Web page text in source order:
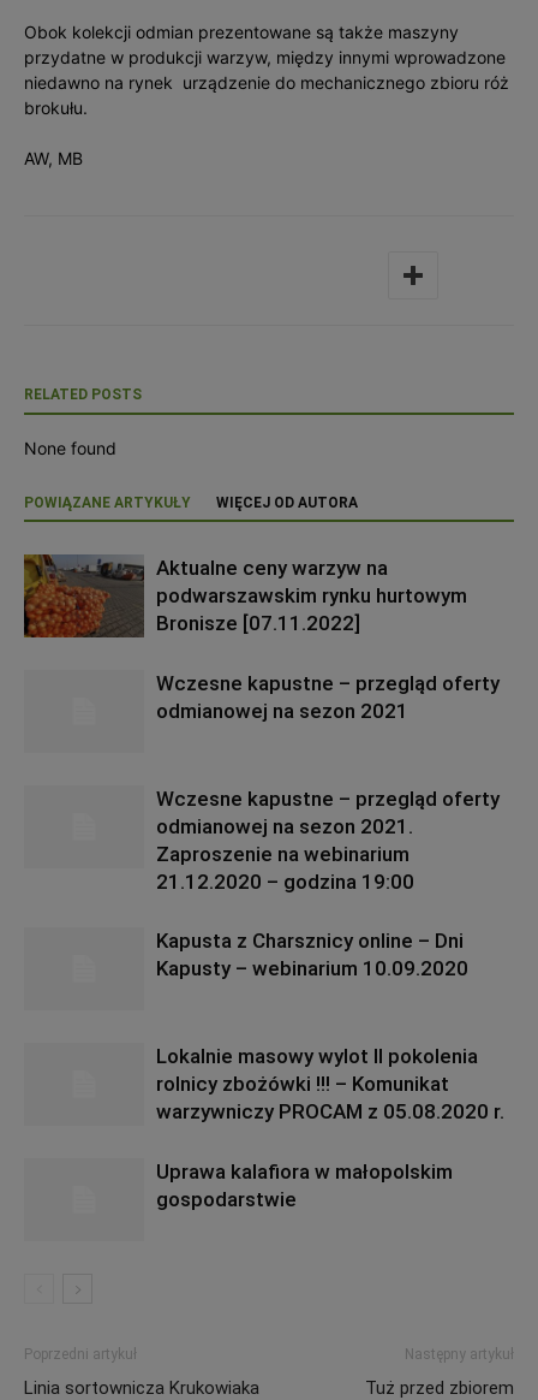
Obok kolekcji odmian prezentowane są także maszyny
przydatne w produkcji warzyw, między innymi wprowadzone
niedawno na rynek urządzenie do mechanicznego zbioru róż
brokułu.
AW, MB
RELATED POSTS
None found
POWIĄZANE ARTYKUŁY WIĘCEJ OD AUTORA
Aktualne ceny warzyw na
podwarszawskim rynku hurtowym
Bronisze [07.11.2022]
Wczesne kapustne – przegląd oferty
odmianowej na sezon 2021
Wczesne kapustne – przegląd oferty
odmianowej na sezon 2021.
Zaproszenie na webinarium
21.12.2020 – godzina 19:00
Kapusta z Charsznicy online – Dni
Kapusty – webinarium 10.09.2020
Lokalnie masowy wylot II pokolenia
rolnicy zbożówki !!! – Komunikat
warzywniczy PROCAM z 05.08.2020 r.
Uprawa kalafiora w małopolskim
gospodarstwie
Poprzedni artykuł
Linia sortownicza Krukowiaka
Następny artykuł
Tuż przed zbiorem